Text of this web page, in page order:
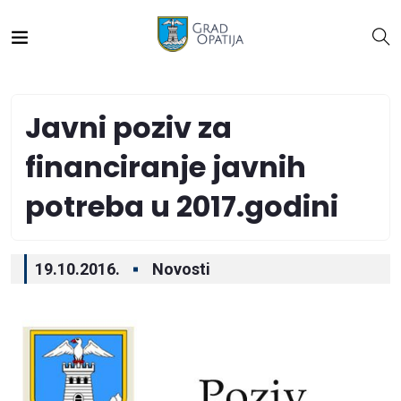
Javni poziv za
financiranje javnih
potreba u 2017.godini
19.10.2016. Novosti